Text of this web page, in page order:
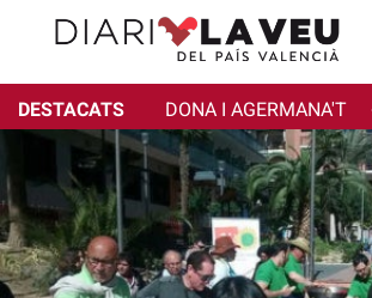
DESTACATS DONA I AGERMANA'T